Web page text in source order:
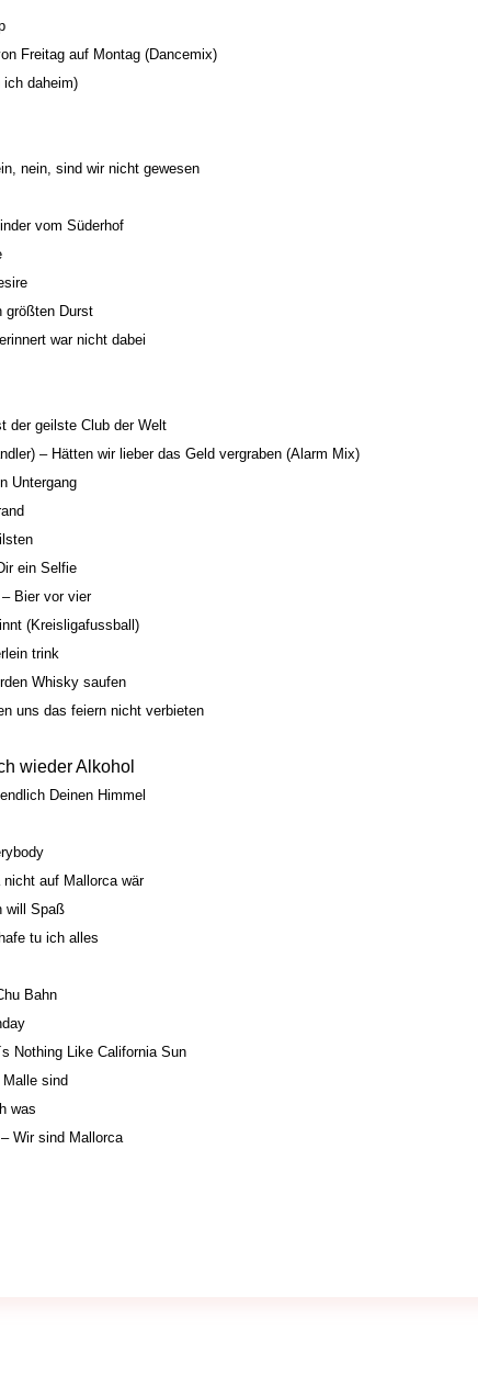
Freitag auf Montag (Dancemix)
ich daheim)
nein, sind wir nicht gewesen
vom Süderhof
größten Durst
war nicht dabei
der geilste Club der Welt
– Hätten wir lieber das Geld vergraben (Alarm Mix)
Untergang
ein Selfie
Bier vor vier
(Kreisligafussball)
trink
Whisky saufen
uns das feiern nicht verbieten
wieder Alkohol
Deinen Himmel
auf Mallorca wär
will Spaß
tu ich alles
Bahn
Nothing Like California Sun
Malle sind
was
Wir sind Mallorca